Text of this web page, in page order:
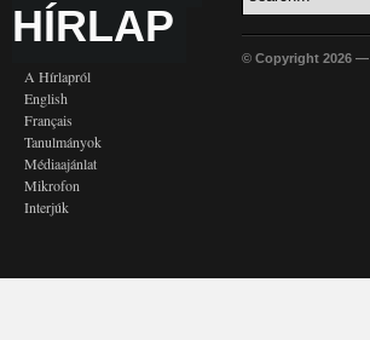
HÍRLAP
A Hírlapról
English
Français
Tanulmányok
Médiaajánlat
Mikrofon
Interjúk
© Copyright 2026 —